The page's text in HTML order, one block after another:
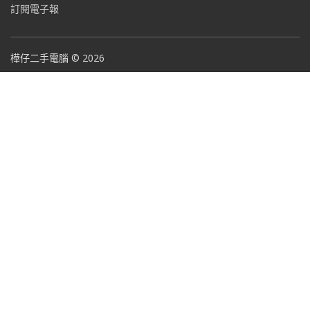
訂閱電子報
樺仔二手電腦 © 2026